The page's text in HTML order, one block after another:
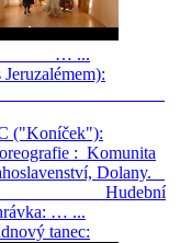
… ...
Nof
("Koníček"):
: Komunita
Dolany.
… ...
tanec: